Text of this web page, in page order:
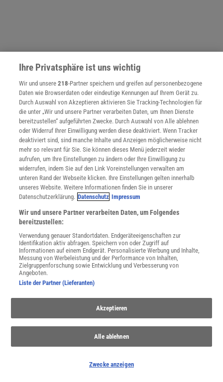
NACH OBEN
Für Sie im Spektrum-Shop und am Kiosk:
WEITERE NEUERSCHEINUNGEN SPEKTRUM SHOP
.de-Newsletter abonnieren
Ihre Privatsphäre ist uns wichtig
Wir und unsere218-Partner speichern und greifen auf personenbezogene
Daten wie Browserdaten oder eindeutige Kennungen auf Ihrem Gerät zu.
Durch Auswahl von Akzeptieren aktivieren Sie Tracking-Technologien für
die unter „Wir und unsere Partner verarbeiten Daten, um Ihnen Dienste
bereitzustellen“ aufgeführten Zwecke. Durch Auswahl von Alle ablehnen
oder Widerruf Ihrer Einwilligung werden diese deaktiviert. Wenn Tracker
deaktiviert sind, sind manche Inhalte und Anzeigen möglicherweise nicht
mehr so relevant für Sie. Sie können dieses Menü jederzeit wieder
aufrufen, um Ihre Einstellungen zu ändern oder Ihre Einwilligung zu
widerrufen, indem Sie auf den Link Voreinstellungen verwalten am
unteren Rand der Webseite klicken. Ihre Einstellungen gelten innerhalb
unseres Website. Weitere Informationen finden Sie in unserer
Datenschutzerklärung. Datenschutz Impressum
Wir und unsere Partner verarbeiten Daten, um Folgendes
bereitzustellen:
Verwendung genauer Standortdaten. Endgeräteeigenschaften zur
Identifikation aktiv abfragen. Speichern von oder Zugriff auf
Informationen auf einem Endgerät. Personalisierte Werbung und Inhalte,
Messung von Werbeleistung und der Performance von Inhalten,
Zielgruppenforschung sowie Entwicklung und Verbesserung von
Angeboten.
Liste der Partner (Lieferanten)
Akzeptieren
Alle ablehnen
Zwecke anzeigen